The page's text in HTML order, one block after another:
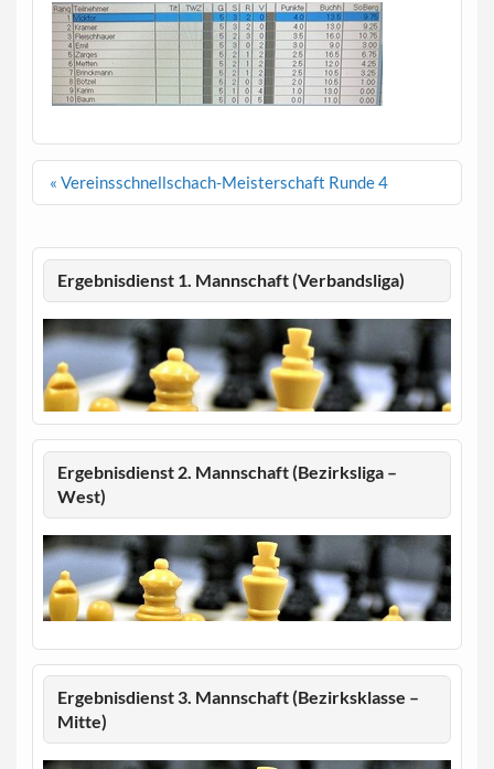
Beitragsnavigation
« Vereinsschnellschach-Meisterschaft Runde 4
Ergebnisdienst 1. Mannschaft (Verbandsliga)
Ergebnisdienst 2. Mannschaft (Bezirksliga –
West)
Ergebnisdienst 3. Mannschaft (Bezirksklasse –
Mitte)